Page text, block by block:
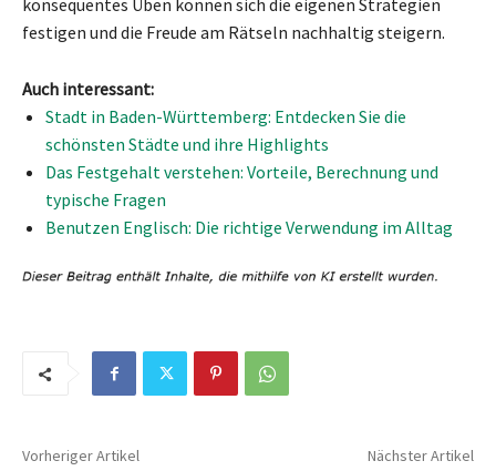
festigen und die Freude am Rätseln nachhaltig steigern.
Auch interessant:
Stadt in Baden-Württemberg: Entdecken Sie die
schönsten Städte und ihre Highlights
Das Festgehalt verstehen: Vorteile, Berechnung und
typische Fragen
Benutzen Englisch: Die richtige Verwendung im Alltag
Vorheriger Artikel Nächster Artikel